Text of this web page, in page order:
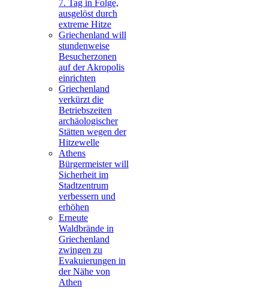
7. Tag in Folge,
ausgelöst durch
extreme Hitze
Griechenland will
stundenweise
Besucherzonen
auf der Akropolis
einrichten
Griechenland
verkürzt die
Betriebszeiten
archäologischer
Stätten wegen der
Hitzewelle
Athens
Bürgermeister will
Sicherheit im
Stadtzentrum
verbessern und
erhöhen
Erneute
Waldbrände in
Griechenland
zwingen zu
Evakuierungen in
der Nähe von
Athen